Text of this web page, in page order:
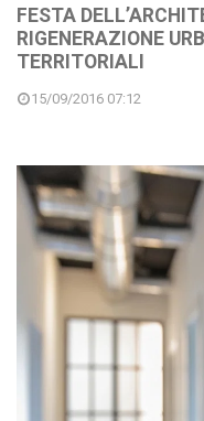
FESTA
RIGENERAZIONE
TERRITORIALI
15/09/2016 07:12